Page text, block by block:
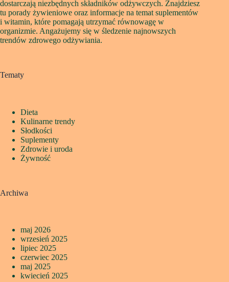
dostarczają niezbędnych składników odżywczych. Znajdziesz
tu porady żywieniowe oraz informacje na temat suplementów
i witamin, które pomagają utrzymać równowagę w
organizmie. Angażujemy się w śledzenie najnowszych
trendów zdrowego odżywiania.
Tematy
Dieta
Kulinarne trendy
Słodkości
Suplementy
Zdrowie i uroda
Żywność
Archiwa
maj 2026
wrzesień 2025
lipiec 2025
czerwiec 2025
maj 2025
kwiecień 2025